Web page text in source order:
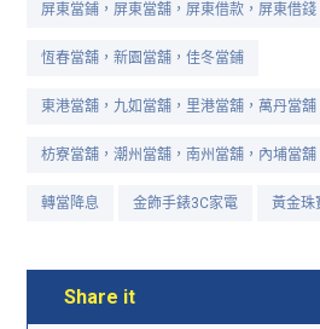
屏東當鋪，屏東當舖，屏東借款，屏東借錢
恆春當舖，新園當舖，佳冬當鋪
東港當舖，九如當舖，里港當舖，萬丹當
枋寮當舖，潮州當舖，南州當舖，內埔當
轉當降息 金飾手錶3C家電 黃金珠